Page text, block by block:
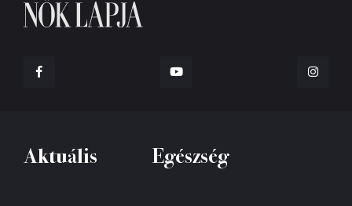
Aktuális Egészség